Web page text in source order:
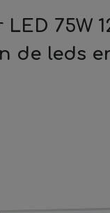
LED 75W
de leds